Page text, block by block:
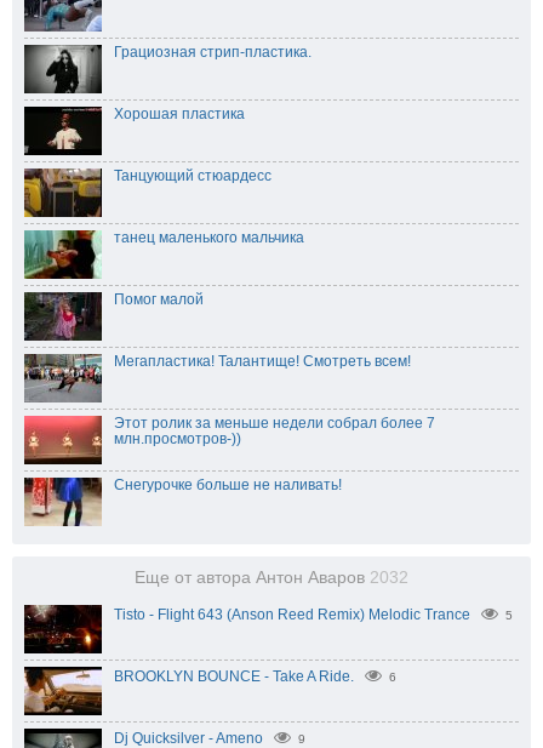
Грациозная стрип-пластика.
Хорошая пластика
Танцующий стюардесс
танец маленького мальчика
Помог малой
Мегапластика! Талантище! Смотреть всем!
Этот ролик за меньше недели собрал более 7
млн.просмотров-))
Снегурочке больше не наливать!
Еще от автора Антон Аваров 2032
Tisto - Flight 643 (Anson Reed Remix) Melodic Trance 5
BROOKLYN BOUNCE - Take A Ride. 6
Dj Quicksilver - Ameno 9